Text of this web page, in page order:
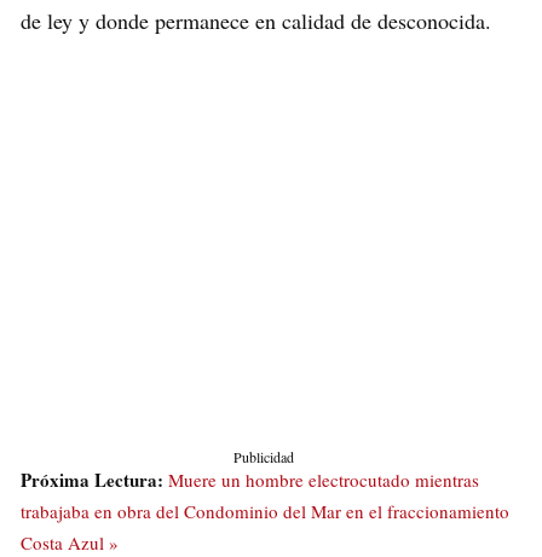
de ley y donde permanece en calidad de desconocida.
Publicidad
Próxima Lectura: Muere un hombre electrocutado mientras
trabajaba en obra del Condominio del Mar en el fraccionamiento
Costa Azul »